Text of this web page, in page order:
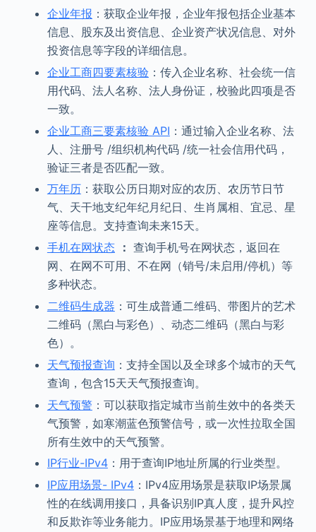
企业年报 ：获取企业年报，企业年报包括企业基本
信息、股东及出资信息、企业资产状况信息、对外
投资信息等字段的详细信息。
企业工商四要素核验：传入企业名称、社会统一信
用代码、法人名称、法人身份证，校验此四项是否
一致。
企业工商三要素核验 API ：通过输入企业名称、法
人、注册号 /组织机构代码 /统一社会信用代码，
验证三者是否匹配一致。
万年历：获取公历日期对应的农历、农历节日节
气、天干地支纪年纪月纪日、生肖属相、宜忌、星
座等信息。支持查询未来15天。
手机在网状态
： 查询手机号在网状态，返回在
网、在网不可用、不在网（销号/未启用/停机）等
多种状态。
二维码生成器 ：可生成普通二维码、带图片的艺术
二维码（黑白与彩色）、动态二维码（黑白与彩
色）。
天气预报查询 ：支持全国以及全球多个城市的天气
查询，包含15天天气预报查询。
天气预警 ：可以获取指定城市当前生效中的各类天
气预警，如寒潮蓝色预警信号，或一次性拉取全国
所有生效中的天气预警。
IP行业-IPv4：用于查询IP地址所属的行业类型。
IP应用场景- IPv4：IPv4应用场景是获取IP场景属
性的在线调用接口，具备识别IP真人度，提升风控
和反欺诈等业务能力。IP应用场景基于地理和网络